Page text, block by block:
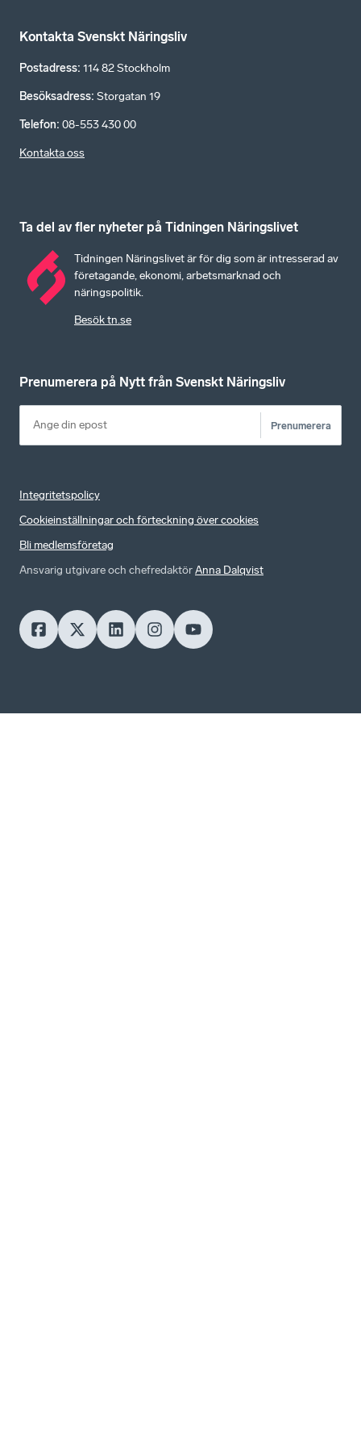
Kontakta Svenskt Näringsliv
Postadress: 114 82 Stockholm
Besöksadress: Storgatan 19
Telefon: 08-553 430 00
Kontakta oss
Ta del av fler nyheter på Tidningen Näringslivet
Tidningen Näringslivet är för dig som är intresserad av
företagande, ekonomi, arbetsmarknad och
näringspolitik.
Besök tn.se
Prenumerera på Nytt från Svenskt Näringsliv
Prenumerera
Integritetspolicy
Cookieinställningar och förteckning över cookies
Bli medlemsföretag
Ansvarig utgivare och chefredaktörAnna Dalqvist